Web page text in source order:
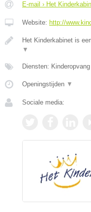
E-mail › Het
Website: http://
Het Kinderkabinet is
▼
Diensten: Kinderopvang
Openingstijden ▼
Sociale media: